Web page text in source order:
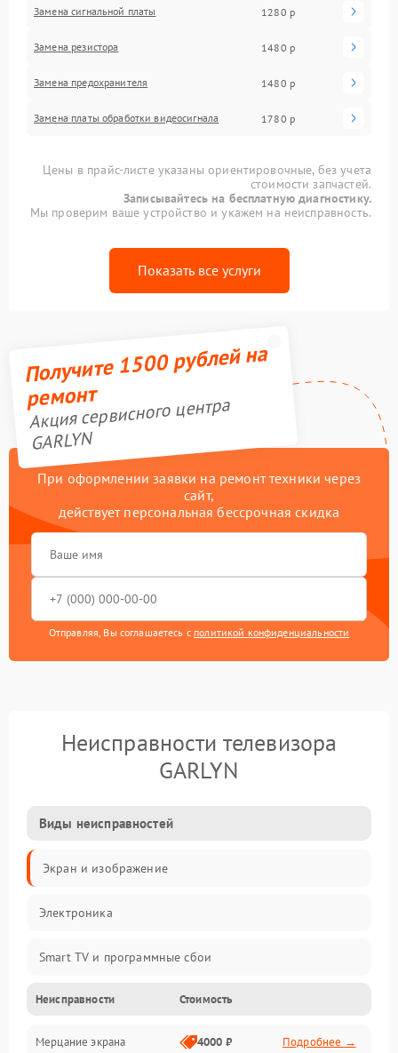
Замена сигнальной платы 1280 р
Замена резистора 1480 р
Замена предохранителя 1480 р
Замена платы обработки видеосигнала 1780 р
Цены в прайс-листе указаны ориентировочные, без учета
стоимости запчастей.
Записывайтесь на бесплатную диагностику.
Мы проверим ваше устройство и укажем на неисправность.
Показать все услуги
Получите 1500 рублей на
ремонт
Акция сервисного центра
GARLYN
При оформлении заявки на ремонт техники через
сайт,
действует персональная бессрочная скидка
Отправляя, Вы соглашаетесь с политикой конфиденциальности
Неисправности телевизора
GARLYN
Виды неисправностей
Экран и изображение
Электроника
Smart TV и программные сбои
Питание и запуск
Подсветка и LED-модули
Неисправности Стоимость
Мерцание экрана 4000 ₽ Подробнее →